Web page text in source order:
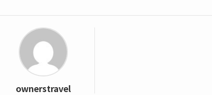
ownerstravel